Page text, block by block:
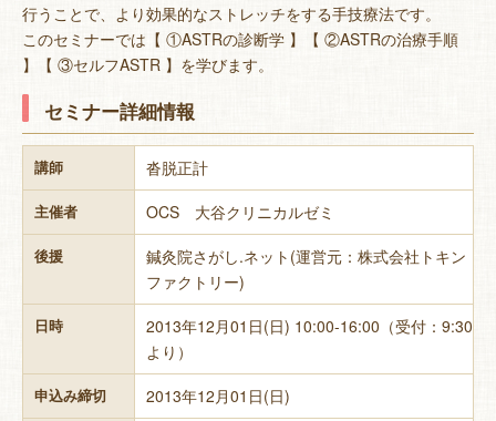
行うことで、より効果的なストレッチをする手技療法です。
このセミナーでは【 ①ASTRの診断学 】【 ②ASTRの治療手順
】【 ③セルフASTR 】を学びます。
セミナー詳細情報
講師 沓脱正計
主催者 OCS 大谷クリニカルゼミ
後援
鍼灸院さがし.ネット(運営元：株式会社トキン
ファクトリー)
日時
2013年12月01日(日) 10:00-16:00（受付：9:30
より）
申込み締切 2013年12月01日(日)